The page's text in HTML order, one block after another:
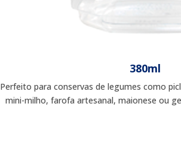
380ml
Perfeito para conservas de legumes como
mini-milho, farofa artesanal, maionese ou